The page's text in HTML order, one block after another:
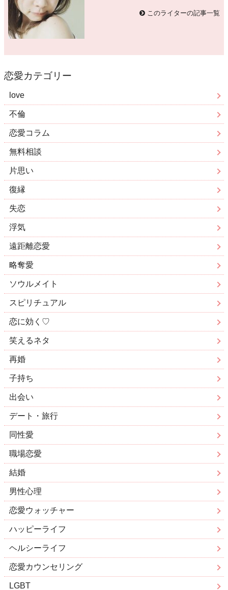
このライターの記事一覧
恋愛カテゴリー
love
不倫
恋愛コラム
無料相談
片思い
復縁
失恋
浮気
遠距離恋愛
略奪愛
ソウルメイト
スピリチュアル
恋に効く♡
笑えるネタ
再婚
子持ち
出会い
デート・旅行
同性愛
職場恋愛
結婚
男性心理
恋愛ウォッチャー
ハッピーライフ
ヘルシーライフ
恋愛カウンセリング
LGBT